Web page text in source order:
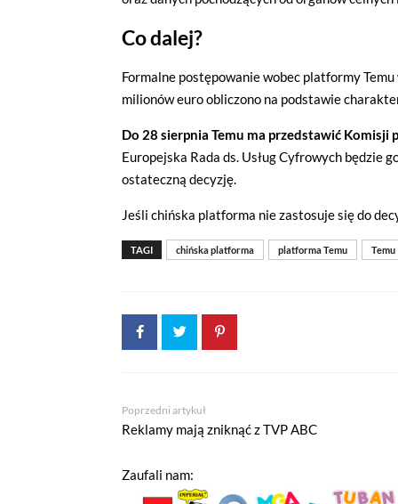
Co dalej?
Formalne postępowanie wobec platformy
milionów euro obliczono na podstawie
Do 28 sierpnia Temu ma przedstawić Komisji
Europejska Rada ds. Usług Cyfrowych będzie
ostateczną decyzję.
Jeśli chińska platforma nie zastosuje się do
TAGI chińska platforma platforma Temu Temu
Poprzedni artykuł
Reklamy mają zniknąć z TVP ABC
Zaufali nam:
Jeżeli tutaj zaglądasz, to znak,
wdrożony mechanizm, który
w
polityce prywatności.